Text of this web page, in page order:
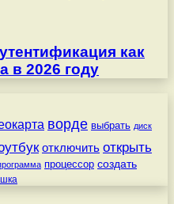
как
в 2026 году
ворде выбрать диск
отключить открыть
процессор создать